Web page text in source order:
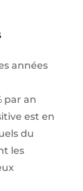
années
par an
est en
du
les